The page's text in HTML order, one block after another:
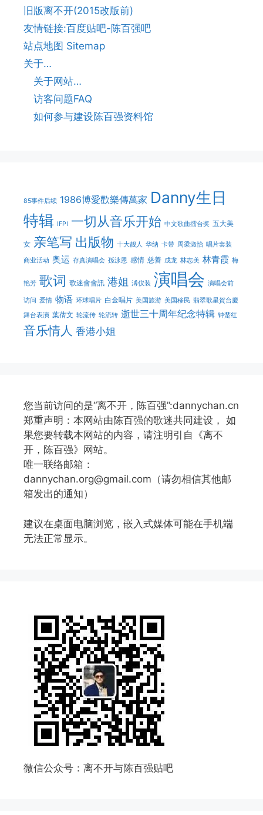
旧版离不开(2015改版前)
友情链接:百度贴吧-陈百强吧
站点地图 Sitemap
关于…
关于网站…
访客问题FAQ
如何参与建设陈百强资料馆
85事件后续 1986博愛歡樂傳萬家 Danny生日
特辑 IFPI 一切从音乐开始 中文歌曲擂台奖 五大美
女 亲笔写 出版物 十大靓人 华纳 卡带 周梁淑怡 唱片套装
商业活动 奥运 存真演唱会 孫泳恩 感情 慈善 成龙 林志美 林青霞 梅
艳芳 歌词 歌迷會會訊 港姐 溥仪装 演唱会 演唱会前
访问 爱情 物语 环球唱片 白金唱片 美国旅游 美国移民 翡翠歌星賀台慶
舞台表演 葉蒨文 轮流传 轮流转 逝世三十周年纪念特辑 钟楚红
音乐情人 香港小姐
您当前访问的是“离不开，陈百强”:dannychan.cn
郑重声明：本网站由陈百强的歌迷共同建设， 如
果您要转载本网站的内容，请注明引自《离不
开，陈百强》网站。
唯一联络邮箱：
dannychan.org@gmail.com（请勿相信其他邮
箱发出的通知）
建议在桌面电脑浏览，嵌入式媒体可能在手机端
无法正常显示。
微信公众号：离不开与陈百强贴吧